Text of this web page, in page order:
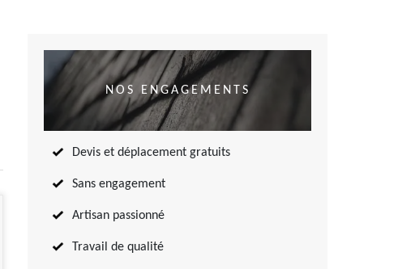
NOS ENGAGEMENTS
Devis et déplacement gratuits
Sans engagement
Artisan passionné
Travail de qualité